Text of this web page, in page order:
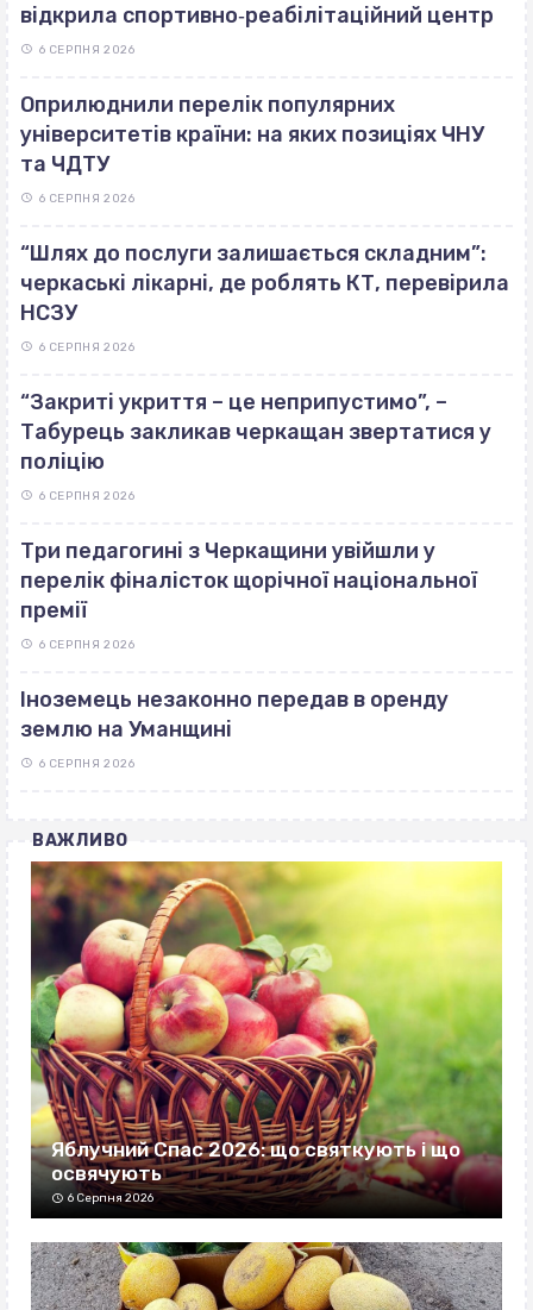
відкрила спортивно‐реабілітаційний центр
6 СЕРПНЯ 2026
Оприлюднили перелік популярних
університетів країни: на яких позиціях ЧНУ
та ЧДТУ
6 СЕРПНЯ 2026
“Шлях до послуги залишається складним”:
черкаські лікарні, де роблять КТ, перевірила
НСЗУ
6 СЕРПНЯ 2026
“Закриті укриття – це неприпустимо”, –
Табурець закликав черкащан звертатися у
поліцію
6 СЕРПНЯ 2026
Три педагогині з Черкащини увійшли у
перелік фіналісток щорічної національної
премії
6 СЕРПНЯ 2026
Іноземець незаконно передав в оренду
землю на Уманщині
6 СЕРПНЯ 2026
ВАЖЛИВО
Яблучний Спас 2026: що святкують і що
освячують
6 Серпня 2026